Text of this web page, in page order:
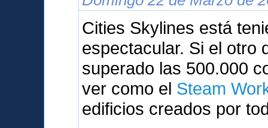
Cities Skylines está
espectacular. Si el otro
superado las 500.000
ver como el Steam
edificios creados por